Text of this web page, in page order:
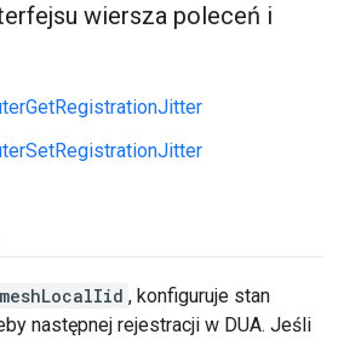
wiersza poleceń i
meshLocalIid , konfiguruje stan
następnej rejestracji w DUA. Jeśli